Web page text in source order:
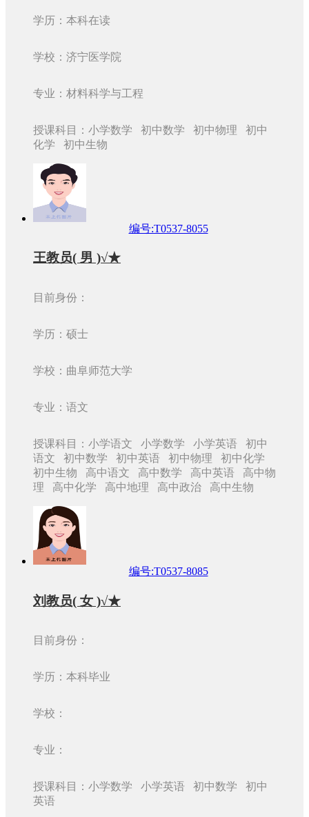
学历：本科在读
学校：济宁医学院
专业：材料科学与工程
授课科目：小学数学 初中数学 初中物理 初中
化学 初中生物
编号:T0537-8055
王教员( 男 )√★
目前身份：
学历：硕士
学校：曲阜师范大学
专业：语文
授课科目：小学语文 小学数学 小学英语 初中
语文 初中数学 初中英语 初中物理 初中化学
初中生物 高中语文 高中数学 高中英语 高中物
理 高中化学 高中地理 高中政治 高中生物
编号:T0537-8085
刘教员( 女 )√★
目前身份：
学历：本科毕业
学校：
专业：
授课科目：小学数学 小学英语 初中数学 初中
英语